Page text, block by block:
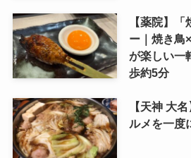
【薬院】
ー｜焼き鳥
が楽しい一
歩約5分
【天神 大
ルメを一度